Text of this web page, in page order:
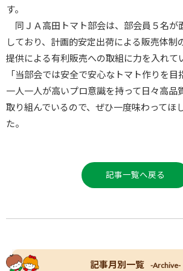
す。
同ＪＡ高田トマト部会は、部会員５名が
しており、計画的安定出荷による販売体制
提供による有利販売への取組に力を入れて
「当部会では安全で安心なトマト作りを
一人一人が高いプロ意識を持って日々高品
取り組んでいるので、ぜひ一度味わってほ
た。
記事一覧へ戻る
記事月別一覧 -Archive-